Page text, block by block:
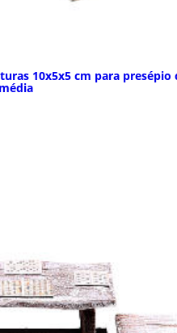
10x5x5 cm para presépio